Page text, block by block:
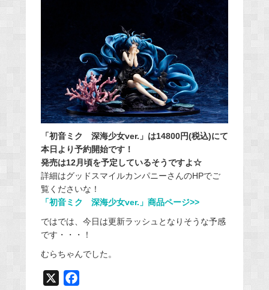
「初音ミク 深海少女ver.」は14800円(税込)にて
本日より予約開始です！
発売は12月頃を予定しているそうですよ☆
詳細はグッドスマイルカンパニーさんのHPでご
覧くださいな！
「初音ミク 深海少女ver.」商品ページ>>
ではでは、今日は更新ラッシュとなりそうな予感
です・・・！
むらちゃんでした。